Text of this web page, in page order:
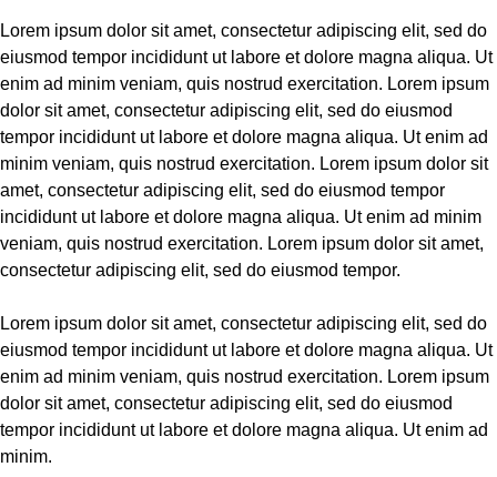
Lorem ipsum dolor sit amet, consectetur adipiscing elit, sed do
eiusmod tempor incididunt ut labore et dolore magna aliqua. Ut
enim ad minim veniam, quis nostrud exercitation. Lorem ipsum
dolor sit amet, consectetur adipiscing elit, sed do eiusmod
tempor incididunt ut labore et dolore magna aliqua. Ut enim ad
minim veniam, quis nostrud exercitation. Lorem ipsum dolor sit
amet, consectetur adipiscing elit, sed do eiusmod tempor
incididunt ut labore et dolore magna aliqua. Ut enim ad minim
veniam, quis nostrud exercitation. Lorem ipsum dolor sit amet,
consectetur adipiscing elit, sed do eiusmod tempor.
Lorem ipsum dolor sit amet, consectetur adipiscing elit, sed do
eiusmod tempor incididunt ut labore et dolore magna aliqua. Ut
enim ad minim veniam, quis nostrud exercitation. Lorem ipsum
dolor sit amet, consectetur adipiscing elit, sed do eiusmod
tempor incididunt ut labore et dolore magna aliqua. Ut enim ad
minim.